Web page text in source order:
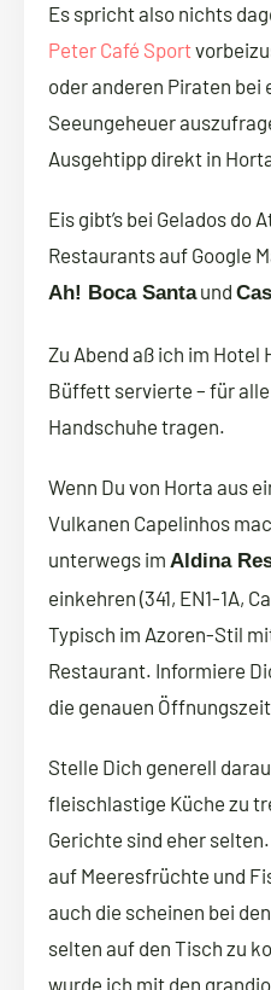
Es spricht also nichts
Peter Café Sport
oder anderen Piraten bei
Seeungeheuer
Ausgehtipp direkt in
Eis gibt’s bei Gelados do
Restaurants auf Google
Ah! Boca Santaund
Zu Abend aß ich im Hotel
Büffett servierte – für
Handschuhe tragen.
Wenn Du von Horta aus
Vulkanen Capelinhos
unterwegs im Aldina
einkehren (341, EN1-1A,
Typisch im Azoren-Stil
Restaurant. Informiere
die genauen
Stelle Dich generell
fleischlastige Küche zu
Gerichte sind eher
auf Meeresfrüchte und
auch die scheinen bei
selten auf den Tisch zu
wurde ich mit den